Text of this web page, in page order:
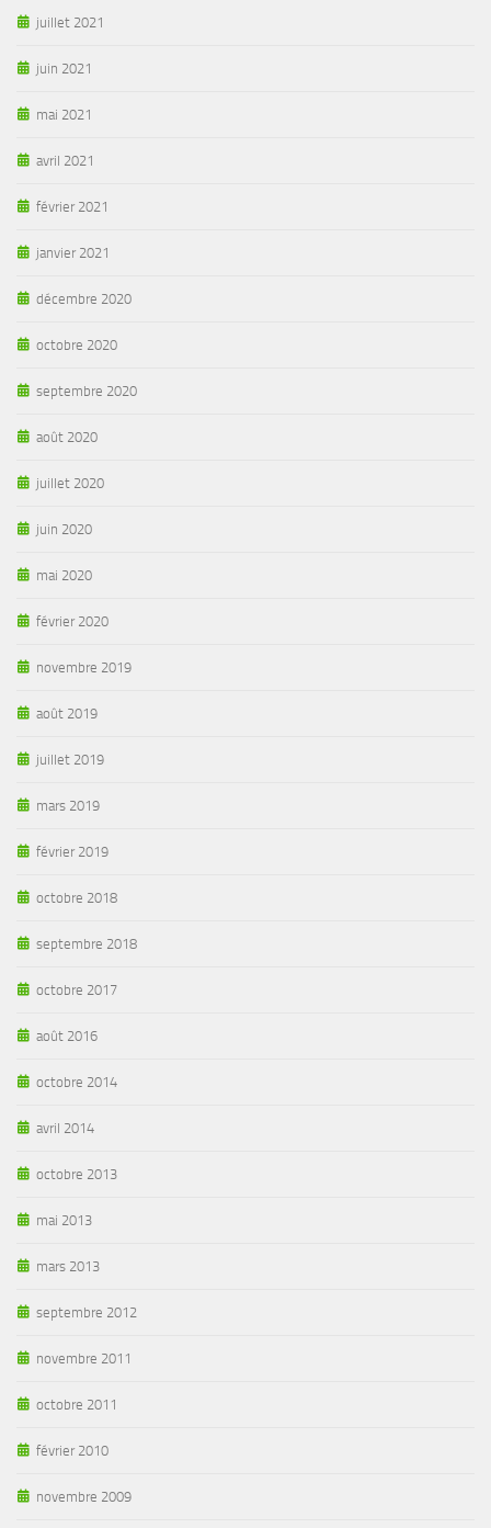
juillet 2021
juin 2021
mai 2021
avril 2021
février 2021
janvier 2021
décembre 2020
octobre 2020
septembre 2020
août 2020
juillet 2020
juin 2020
mai 2020
février 2020
novembre 2019
août 2019
juillet 2019
mars 2019
février 2019
octobre 2018
septembre 2018
octobre 2017
août 2016
octobre 2014
avril 2014
octobre 2013
mai 2013
mars 2013
septembre 2012
novembre 2011
octobre 2011
février 2010
novembre 2009